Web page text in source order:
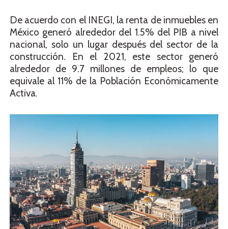
De acuerdo con el INEGI, la renta de inmuebles en
México generó alrededor del 1.5% del PIB a nivel
nacional, solo un lugar después del sector de la
construcción. En el 2021, este sector generó
alrededor de 9.7 millones de empleos; lo que
equivale al 11% de la Población Económicamente
Activa.